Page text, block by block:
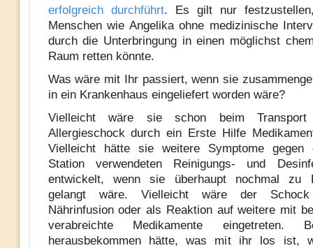
erfolgreich durchführt. Es gilt nur
Menschen wie Angelika ohne medizinische
durch die Unterbringung in einen möglichst
Raum retten könnte.
Was wäre mit Ihr passiert, wenn sie
in ein Krankenhaus eingeliefert worden wäre?
Vielleicht wäre sie schon beim
Allergieschock durch ein Erste Hilfe
Vielleicht hätte sie weitere Symptome
Station verwendeten Reinigungs- und
entwickelt, wenn sie überhaupt nochmal zu
gelangt wäre. Vielleicht wäre der
Nährinfusion oder als Reaktion auf weitere mit
verabreichte Medikamente eingetreten.
herausbekommen hätte, was mit ihr los ist,